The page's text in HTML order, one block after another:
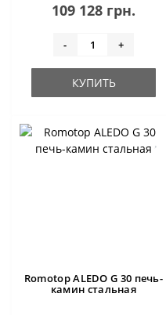
109 128 грн.
- +
КУПИТЬ
Romotop ALEDO G 30 печь-
камин стальная